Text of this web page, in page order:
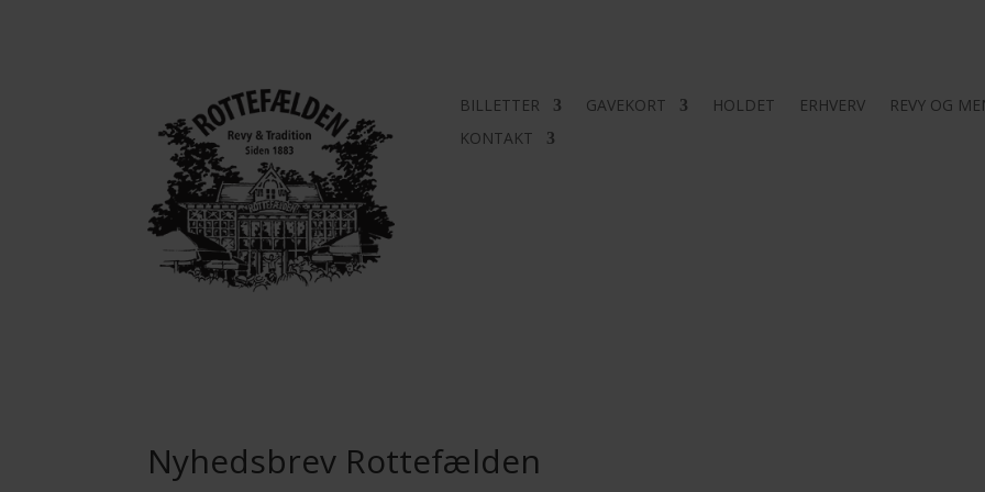
BILLETTER GAVEKORT HOLDET ERHVERV REVY OG
KONTAKT
Nyhedsbrev Rottefælden